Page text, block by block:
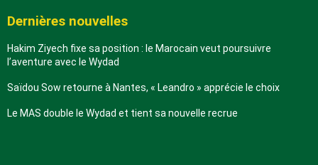
Dernières nouvelles
Hakim Ziyech fixe sa position : le Marocain veut poursuivre
l’aventure avec le Wydad
Saïdou Sow retourne à Nantes, « Leandro » apprécie le choix
Le MAS double le Wydad et tient sa nouvelle recrue